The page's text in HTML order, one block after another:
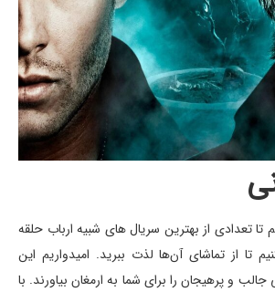
تا تعدادی از بهترین سریال های شبیه ارباب حلقه
تا از تماشای آن‌ها لذت ببرید. امیدواریم این
جالب و پرهیجان را برای شما به ارمغان بیاورند. با